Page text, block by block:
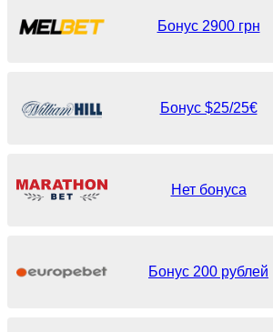
Бонус 2900 грн
Бонус $25/25€
Нет бонуса
Бонус 200 рублей